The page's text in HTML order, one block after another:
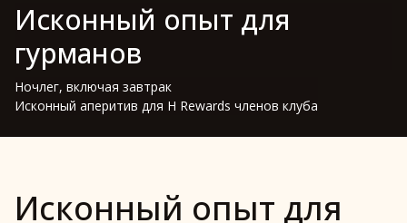
Исконный опыт для
гурманов
Ночлег, включая завтрак
Исконный аперитив для H Rewards членов клуба
Исконный опыт для